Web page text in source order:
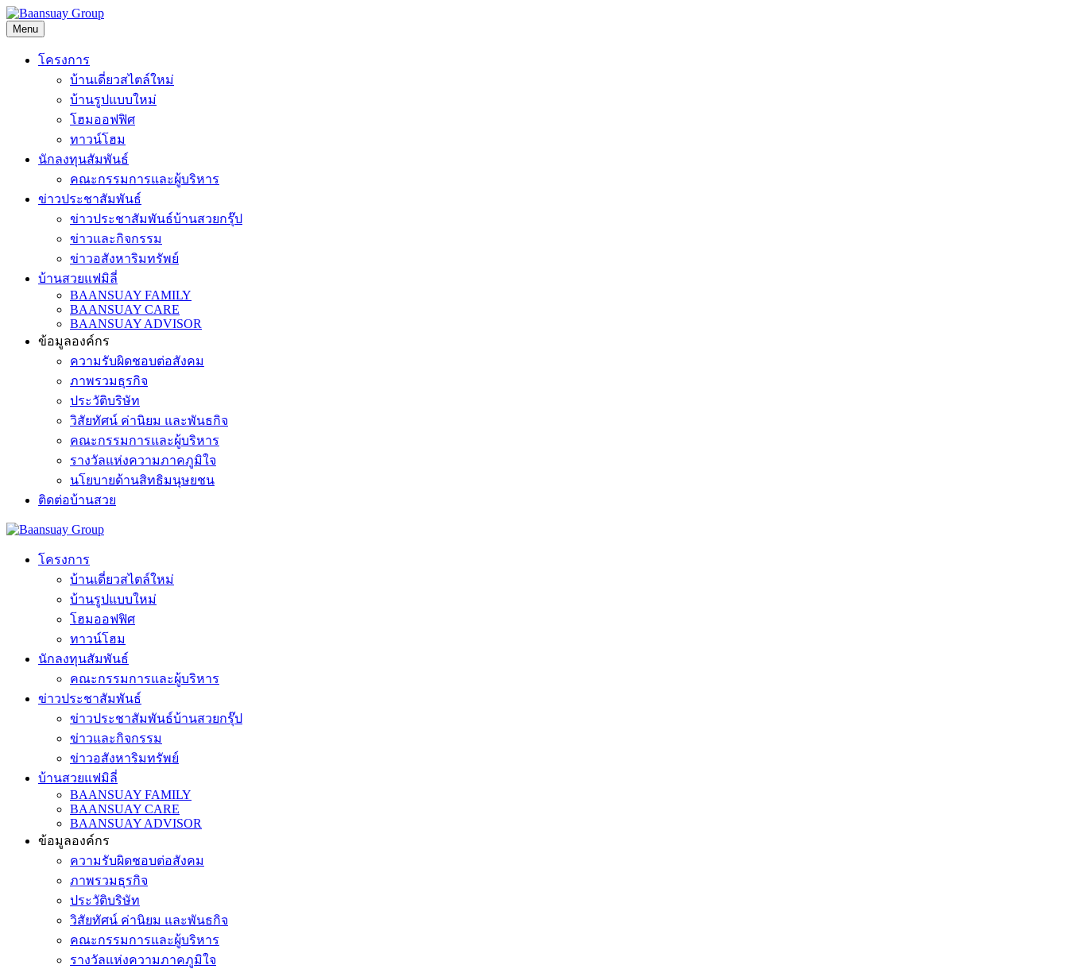
Skip
to
content
Menu
โครงการ
บ้านเดี่ยวสไตล์ใหม่
บ้านรูปแบบใหม่
โฮมออฟฟิศ
ทาวน์โฮม
นักลงทุนสัมพันธ์
คณะกรรมการและผู้บริหาร
ข่าวประชาสัมพันธ์
ข่าวประชาสัมพันธ์บ้านสวยกรุ๊ป
ข่าวและกิจกรรม
ข่าวอสังหาริมทรัพย์
บ้านสวยแฟมิลี่
BAANSUAY FAMILY
BAANSUAY CARE
BAANSUAY ADVISOR
ข้อมูลองค์กร
ความรับผิดชอบต่อสังคม
ภาพรวมธุรกิจ
ประวัติบริษัท
วิสัยทัศน์ ค่านิยม และพันธกิจ
คณะกรรมการและผู้บริหาร
รางวัลแห่งความภาคภูมิใจ
นโยบายด้านสิทธิมนุษยชน
ติดต่อบ้านสวย
โครงการ
บ้านเดี่ยวสไตล์ใหม่
บ้านรูปแบบใหม่
โฮมออฟฟิศ
ทาวน์โฮม
นักลงทุนสัมพันธ์
คณะกรรมการและผู้บริหาร
ข่าวประชาสัมพันธ์
ข่าวประชาสัมพันธ์บ้านสวยกรุ๊ป
ข่าวและกิจกรรม
ข่าวอสังหาริมทรัพย์
บ้านสวยแฟมิลี่
BAANSUAY FAMILY
BAANSUAY CARE
BAANSUAY ADVISOR
ข้อมูลองค์กร
ความรับผิดชอบต่อสังคม
ภาพรวมธุรกิจ
ประวัติบริษัท
วิสัยทัศน์ ค่านิยม และพันธกิจ
คณะกรรมการและผู้บริหาร
รางวัลแห่งความภาคภูมิใจ